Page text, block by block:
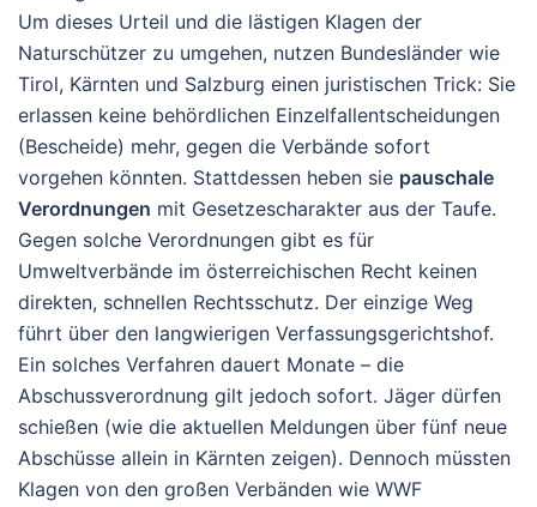
Um dieses Urteil und die lästigen Klagen der
Naturschützer zu umgehen, nutzen Bundesländer wie
Tirol, Kärnten und Salzburg einen juristischen Trick: Sie
erlassen keine behördlichen Einzelfallentscheidungen
(Bescheide) mehr, gegen die Verbände sofort
vorgehen könnten. Stattdessen heben sie pauschale
Verordnungen mit Gesetzescharakter aus der Taufe.
Gegen solche Verordnungen gibt es für
Umweltverbände im österreichischen Recht keinen
direkten, schnellen Rechtsschutz. Der einzige Weg
führt über den langwierigen Verfassungsgerichtshof.
Ein solches Verfahren dauert Monate – die
Abschussverordnung gilt jedoch sofort. Jäger dürfen
schießen (wie die aktuellen Meldungen über fünf neue
Abschüsse allein in Kärnten zeigen). Dennoch müssten
Klagen von den großen Verbänden wie WWF